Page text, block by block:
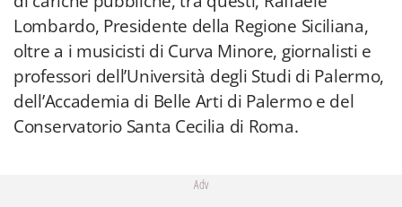
Lombardo, Presidente della Regione Siciliana,
oltre a i musicisti di Curva Minore, giornalisti e
professori dell’Università degli Studi di Palermo,
dell’Accademia di Belle Arti di Palermo e del
Conservatorio Santa Cecilia di Roma.
Adv